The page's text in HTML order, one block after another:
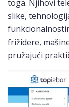
toga. Njihovi
slike,
frižidere,
pružajući